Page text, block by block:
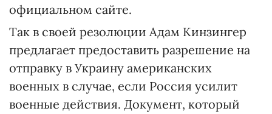
официальном сайте.
Так в своей резолюции Адам Кинзингер
предлагает предоставить разрешение на
отправку в Украину американских
военных в случае, если Россия усилит
военные действия. Документ, который